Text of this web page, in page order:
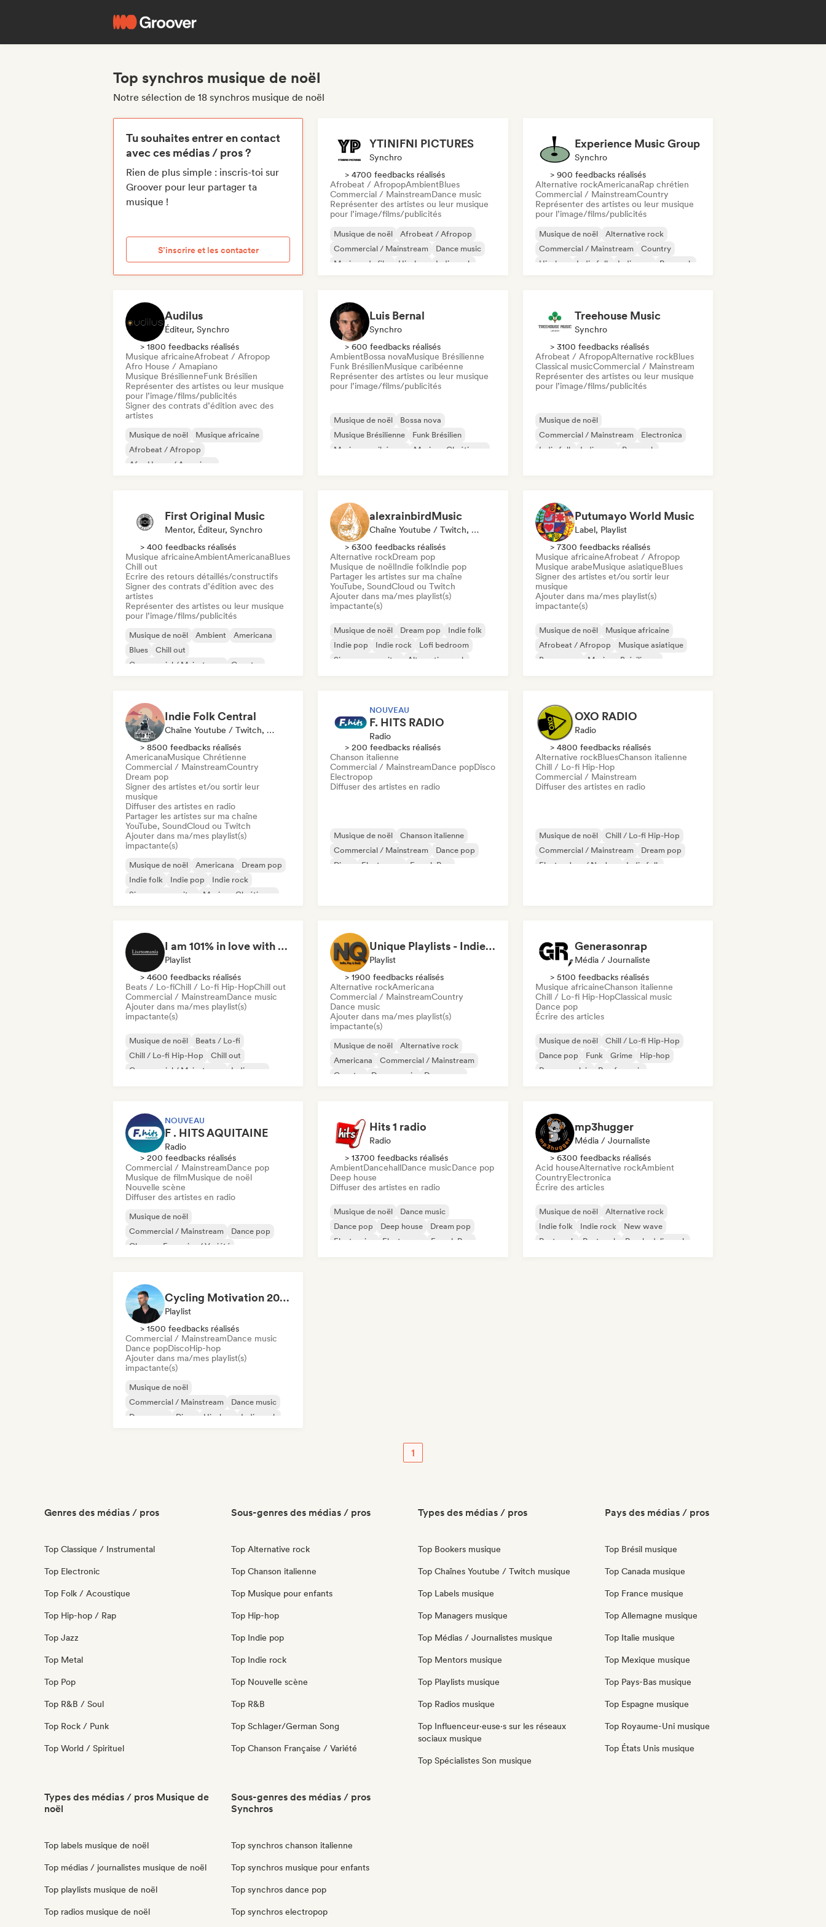
Top synchros musique de noël
Notre sélection de 18 synchros musique de noël
Tu souhaites entrer en contact
avec ces médias / pros ?
Rien de plus simple : inscris-toi sur
Groover pour leur partager ta
musique !
S’inscrire et les contacter
YTINIFNI PICTURES
Synchro
> 4700 feedbacks réalisés
Afrobeat / AfropopAmbientBlues
Commercial / MainstreamDance music
Représenter des artistes ou leur musique
pour l’image/films/publicités
Musique de noël
Afrobeat / Afropop
Commercial / Mainstream
Dance music
Musique de film
Hip-hop
Indie rock
Experience Music Group
Synchro
> 900 feedbacks réalisés
Alternative rockAmericanaRap chrétien
Commercial / MainstreamCountry
Représenter des artistes ou leur musique
pour l’image/films/publicités
Musique de noël
Alternative rock
Commercial / Mainstream
Country
Hip-hop
Indie folk Indie pop Pop rock
Audilus
Éditeur, Synchro
> 1800 feedbacks réalisés
Musique africaineAfrobeat / Afropop
Afro House / Amapiano
Musique BrésilienneFunk Brésilien
Représenter des artistes ou leur musique
pour l’image/films/publicités
Signer des contrats d’édition avec des
artistes
Musique de noël
Musique africaine
Afrobeat / Afropop
Afro House / Amapiano
Luis Bernal
Synchro
> 600 feedbacks réalisés
AmbientBossa novaMusique Brésilienne
Funk BrésilienMusique caribéenne
Représenter des artistes ou leur musique
pour l’image/films/publicités
Musique de noël
Bossa nova
Musique Brésilienne
Funk Brésilien
Musique caribéenne
Musique Chrétienne
Treehouse Music
Synchro
> 3100 feedbacks réalisés
Afrobeat / AfropopAlternative rockBlues
Classical musicCommercial / Mainstream
Représenter des artistes ou leur musique
pour l’image/films/publicités
Musique de noël
Commercial / Mainstream
Electronica
Indie folk
Indie pop
Pop rock
First Original Music
Mentor, Éditeur, Synchro
> 400 feedbacks réalisés
Musique africaineAmbientAmericanaBlues
Chill out
Ecrire des retours détaillés/constructifs
Signer des contrats d’édition avec des
artistes
Représenter des artistes ou leur musique
pour l’image/films/publicités
Musique de noël Ambient
Americana
Blues
Chill out
Commercial / Mainstream
Country
alexrainbirdMusic
Chaîne Youtube / Twitch, Playlist
> 6300 feedbacks réalisés
Alternative rockDream pop
Musique de noëlIndie folkIndie pop
Partager les artistes sur ma chaîne
YouTube, SoundCloud ou Twitch
Ajouter dans ma/mes playlist(s)
impactante(s)
Musique de noël Dream pop
Indie folk
Indie pop
Indie rock
Lofi bedroom
Singer-songwriter
Alternative rock
Putumayo World Music
Label, Playlist
> 7300 feedbacks réalisés
Musique africaineAfrobeat / Afropop
Musique arabeMusique asiatiqueBlues
Signer des artistes et/ou sortir leur
musique
Ajouter dans ma/mes playlist(s)
impactante(s)
Musique de noël
Musique africaine
Afrobeat / Afropop
Musique asiatique
Bossa nova
Musique Brésilienne
Indie Folk Central
Chaîne Youtube / Twitch, Label, Playlist, Radio
> 8500 feedbacks réalisés
AmericanaMusique Chrétienne
Commercial / MainstreamCountry
Dream pop
Signer des artistes et/ou sortir leur
musique
Diffuser des artistes en radio
Partager les artistes sur ma chaîne
YouTube, SoundCloud ou Twitch
Ajouter dans ma/mes playlist(s)
impactante(s)
Musique de noël Americana
Dream pop
Indie folk
Indie pop
Indie rock
Singer-songwriter
Musique Chrétienne
NOUVEAU
F. HITS RADIO
Radio
> 200 feedbacks réalisés
Chanson italienne
Commercial / MainstreamDance popDisco
Electropop
Diffuser des artistes en radio
Musique de noël
Chanson italienne
Commercial / Mainstream
Dance pop
Disco
Electropop
French Pop
OXO RADIO
Radio
> 4800 feedbacks réalisés
Alternative rockBluesChanson italienne
Chill / Lo-fi Hip-Hop
Commercial / Mainstream
Diffuser des artistes en radio
Musique de noël
Chill / Lo-fi Hip-Hop
Commercial / Mainstream
Dream pop
Electro Jazz / Nu Jazz
Indie folk
I am 101% in love with you
Playlist
> 4600 feedbacks réalisés
Beats / Lo-fiChill / Lo-fi Hip-HopChill out
Commercial / MainstreamDance music
Ajouter dans ma/mes playlist(s)
impactante(s)
Musique de noël
Beats / Lo-fi
Chill / Lo-fi Hip-Hop
Chill out
Commercial / Mainstream
Indie pop
Unique Playlists - Indie, Pop & Rock
Playlist
> 1900 feedbacks réalisés
Alternative rockAmericana
Commercial / MainstreamCountry
Dance music
Ajouter dans ma/mes playlist(s)
impactante(s)
Musique de noël
Alternative rock
Americana
Commercial / Mainstream
Country
Dance music
Dance pop
Generasonrap
Média / Journaliste
> 5100 feedbacks réalisés
Musique africaineChanson italienne
Chill / Lo-fi Hip-HopClassical music
Dance pop
Écrire des articles
Musique de noël
Chill / Lo-fi Hip-Hop
Dance pop
Funk Grime
Hip-hop
Rap en anglais
Rap francais
NOUVEAU
F . HITS AQUITAINE
Radio
> 200 feedbacks réalisés
Commercial / MainstreamDance pop
Musique de filmMusique de noël
Nouvelle scène
Diffuser des artistes en radio
Musique de noël
Commercial / Mainstream
Dance pop
Chanson Française / Variété
Hits 1 radio
Radio
> 13700 feedbacks réalisés
AmbientDancehallDance musicDance pop
Deep house
Diffuser des artistes en radio
Musique de noël
Dance music
Dance pop
Deep house
Dream pop
Electronica
Electropop French Pop
mp3hugger
Média / Journaliste
> 6300 feedbacks réalisés
Acid houseAlternative rockAmbient
CountryElectronica
Écrire des articles
Musique de noël
Alternative rock
Indie folk
Indie rock
New wave
Post punk
Post rock Psychedelic rock
Cycling Motivation 2026 (Lukas Kunz)
Playlist
> 1500 feedbacks réalisés
Commercial / MainstreamDance music
Dance popDiscoHip-hop
Ajouter dans ma/mes playlist(s)
impactante(s)
Musique de noël
Commercial / Mainstream
Dance music
Dance pop
Disco Hip-hop
Indie rock
1
Genres des médias / pros
Top Classique / Instrumental
Top Electronic
Top Folk / Acoustique
Top Hip-hop / Rap
Top Jazz
Top Metal
Top Pop
Top R&B / Soul
Top Rock / Punk
Top World / Spirituel
Sous-genres des médias / pros
Top Alternative rock
Top Chanson italienne
Top Musique pour enfants
Top Hip-hop
Top Indie pop
Top Indie rock
Top Nouvelle scène
Top R&B
Top Schlager/German Song
Top Chanson Française / Variété
Types des médias / pros
Top Bookers musique
Top Chaînes Youtube / Twitch musique
Top Labels musique
Top Managers musique
Top Médias / Journalistes musique
Top Mentors musique
Top Playlists musique
Top Radios musique
Top Influenceur·euse·s sur les réseaux
sociaux musique
Top Spécialistes Son musique
Pays des médias / pros
Top Brésil musique
Top Canada musique
Top France musique
Top Allemagne musique
Top Italie musique
Top Mexique musique
Top Pays-Bas musique
Top Espagne musique
Top Royaume-Uni musique
Top États Unis musique
Types des médias / pros Musique de
noël
Top labels musique de noël
Top médias / journalistes musique de noël
Top playlists musique de noël
Top radios musique de noël
Sous-genres des médias / pros
Synchros
Top synchros chanson italienne
Top synchros musique pour enfants
Top synchros dance pop
Top synchros electropop